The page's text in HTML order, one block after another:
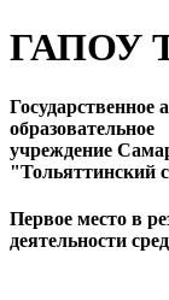
ГАПОУ
Государственное
образовательное
учреждение
"Тольяттинский
Первое место в
деятельности